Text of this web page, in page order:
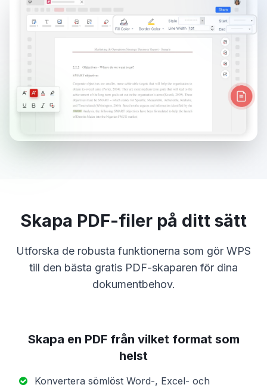
Skapa PDF-filer på ditt sätt
Utforska de robusta funktionerna som gör WPS
till den bästa gratis PDF-skaparen för dina
dokumentbehov.
Skapa en PDF från vilket format som
helst
Konvertera sömlöst Word-, Excel- och